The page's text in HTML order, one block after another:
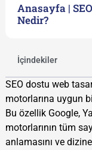
Anasayfa | SEO
Nedir?
İçindekiler
SEO dostu web
motorlarına uygun
Bu özellik Google,
motorlarının tüm
anlamasını ve